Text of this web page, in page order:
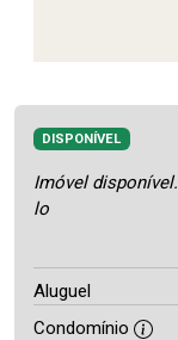
DISPONÍVEL
Imóvel
lo
Aluguel
Condomínio